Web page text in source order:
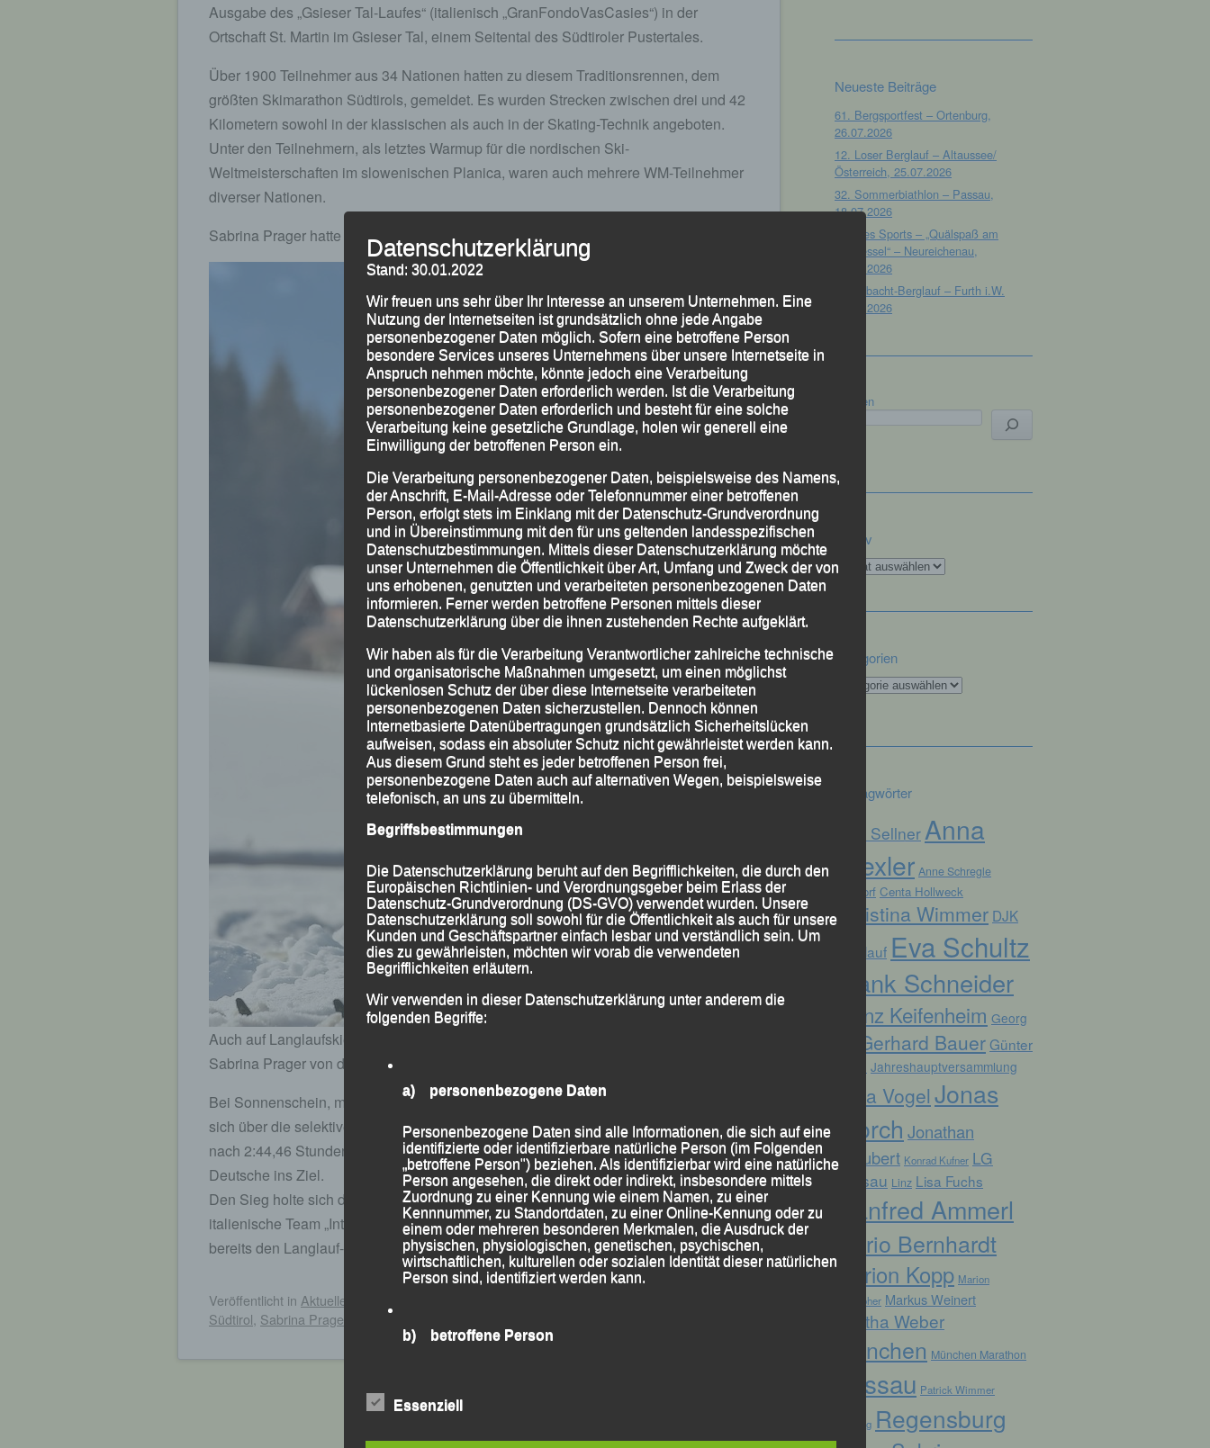
Ausgabe des „Gsieser Tal-Laufes“ (italienisch „GranFondoVasCasies“) in der
Ortschaft St. Martin im Gsieser Tal, einem Seitental des Südtiroler Pustertales.
Über 1900 Teilnehmer aus 34 Nationen hatten zu diesem Traditionsrennen, dem
größten Skimarathon Südtirols, gemeldet. Es wurden Strecken zwischen drei und 42
Kilometern sowohl in der klassischen als auch in der Skating-Technik angeboten.
Unter den Teilnehmern, als letztes Warmup für die nordischen Ski-
Weltmeisterschaften im slowenischen Planica, waren auch mehrere WM-Teilnehmer
diverser Nationen.
Sabrina Prager hatte sich für 42-km-Rennen im klassischen Stil entschieden.
Auch auf Langlaufskiern erfolgreich – die Bayerische Marathon-Meisterin
Sabrina Prager von der LG Passau
Bei Sonnenschein, milden Temperaturen und optimalen Bedingungen kämpfte sie
sich über die selektive 42-km-Rundstrecke mit Start und Ziel in St. Martin und kam
nach 2:44,46 Stunden als Gesamtzwölfte, Vierte ihrer Altersklasse und zweitbeste
Deutsche ins Ziel.
Den Sieg holte sich die 26jährige Schwedin Malin Boerjesjoe, die für das
italienische Team „Internorm Alpenplus Trentino“ am Start war und 14 Tage zuvor
bereits den Langlauf-Klassiker Toblach-Cortina für sich entschieden hatte.
Veröffentlicht in Aktuelles
Südtirol Sabrina Prager
Neueste Beiträge
61. Bergsportfest – Ortenburg,
26.07.2026
12. Loser Berglauf – Altaussee/
Österreich, 25.07.2026
32. Sommerbiathlon – Passau,
18.07.2026
Tag des Sports – „Quälspaß am
Dreisessel“ – Neureichenau,
18.07.2026
19. Gibacht-Berglauf – Furth i.W.
12.07.2026
Suchen
Archiv
Archiv
Kategorien
Kategorien
Schlagwörter
Alex Sellner Anna
Drexler Anne Schregle
Arnstorf Centa Hollweck
Christina Wimmer DJK
Domlauf Eva Schultz
Frank Schneider
Franz Keifenheim Georg
Gerhard Bauer Günter
Jahreshauptversammlung
Jana Vogel Jonas
Storch Jonathan
Schubert Konrad Kufner LG
Passau Linz Lisa Fuchs
Manfred Ammerl
Mario Bernhardt
Marion Kopp Marion
Krautloher Markus Weinert
Martha Weber
München München Marathon
Passau Patrick Wimmer
Pocking Regensburg
Datenschutzerklärung
Stand: 30.01.2022
Wir freuen uns sehr über Ihr Interesse an unserem Unternehmen. Eine
Nutzung der Internetseiten ist grundsätzlich ohne jede Angabe
personenbezogener Daten möglich. Sofern eine betroffene Person
besondere Services unseres Unternehmens über unsere Internetseite in
Anspruch nehmen möchte, könnte jedoch eine Verarbeitung
personenbezogener Daten erforderlich werden. Ist die Verarbeitung
personenbezogener Daten erforderlich und besteht für eine solche
Verarbeitung keine gesetzliche Grundlage, holen wir generell eine
Einwilligung der betroffenen Person ein.
Die Verarbeitung personenbezogener Daten, beispielsweise des Namens,
der Anschrift, E-Mail-Adresse oder Telefonnummer einer betroffenen
Person, erfolgt stets im Einklang mit der Datenschutz-Grundverordnung
und in Übereinstimmung mit den für uns geltenden landesspezifischen
Datenschutzbestimmungen. Mittels dieser Datenschutzerklärung möchte
unser Unternehmen die Öffentlichkeit über Art, Umfang und Zweck der von
uns erhobenen, genutzten und verarbeiteten personenbezogenen Daten
informieren. Ferner werden betroffene Personen mittels dieser
Datenschutzerklärung über die ihnen zustehenden Rechte aufgeklärt.
Wir haben als für die Verarbeitung Verantwortlicher zahlreiche technische
und organisatorische Maßnahmen umgesetzt, um einen möglichst
lückenlosen Schutz der über diese Internetseite verarbeiteten
personenbezogenen Daten sicherzustellen. Dennoch können
Internetbasierte Datenübertragungen grundsätzlich Sicherheitslücken
aufweisen, sodass ein absoluter Schutz nicht gewährleistet werden kann.
Aus diesem Grund steht es jeder betroffenen Person frei,
personenbezogene Daten auch auf alternativen Wegen, beispielsweise
telefonisch, an uns zu übermitteln.
Begriffsbestimmungen
Die Datenschutzerklärung beruht auf den Begrifflichkeiten, die durch den
Europäischen Richtlinien- und Verordnungsgeber beim Erlass der
Datenschutz-Grundverordnung (DS-GVO) verwendet wurden. Unsere
Datenschutzerklärung soll sowohl für die Öffentlichkeit als auch für unsere
Kunden und Geschäftspartner einfach lesbar und verständlich sein. Um
dies zu gewährleisten, möchten wir vorab die verwendeten
Begrifflichkeiten erläutern.
Wir verwenden in dieser Datenschutzerklärung unter anderem die
folgenden Begriffe:
a) personenbezogene Daten
Personenbezogene Daten sind alle Informationen, die sich auf eine
identifizierte oder identifizierbare natürliche Person (im Folgenden
„betroffene Person") beziehen. Als identifizierbar wird eine natürliche
Person angesehen, die direkt oder indirekt, insbesondere mittels
Zuordnung zu einer Kennung wie einem Namen, zu einer
Kennnummer, zu Standortdaten, zu einer Online-Kennung oder zu
einem oder mehreren besonderen Merkmalen, die Ausdruck der
physischen, physiologischen, genetischen, psychischen,
wirtschaftlichen, kulturellen oder sozialen Identität dieser natürlichen
Person sind, identifiziert werden kann.
b) betroffene Person
Verarbeitung Verantwortlichen verarbeitet werden.
Essenziell